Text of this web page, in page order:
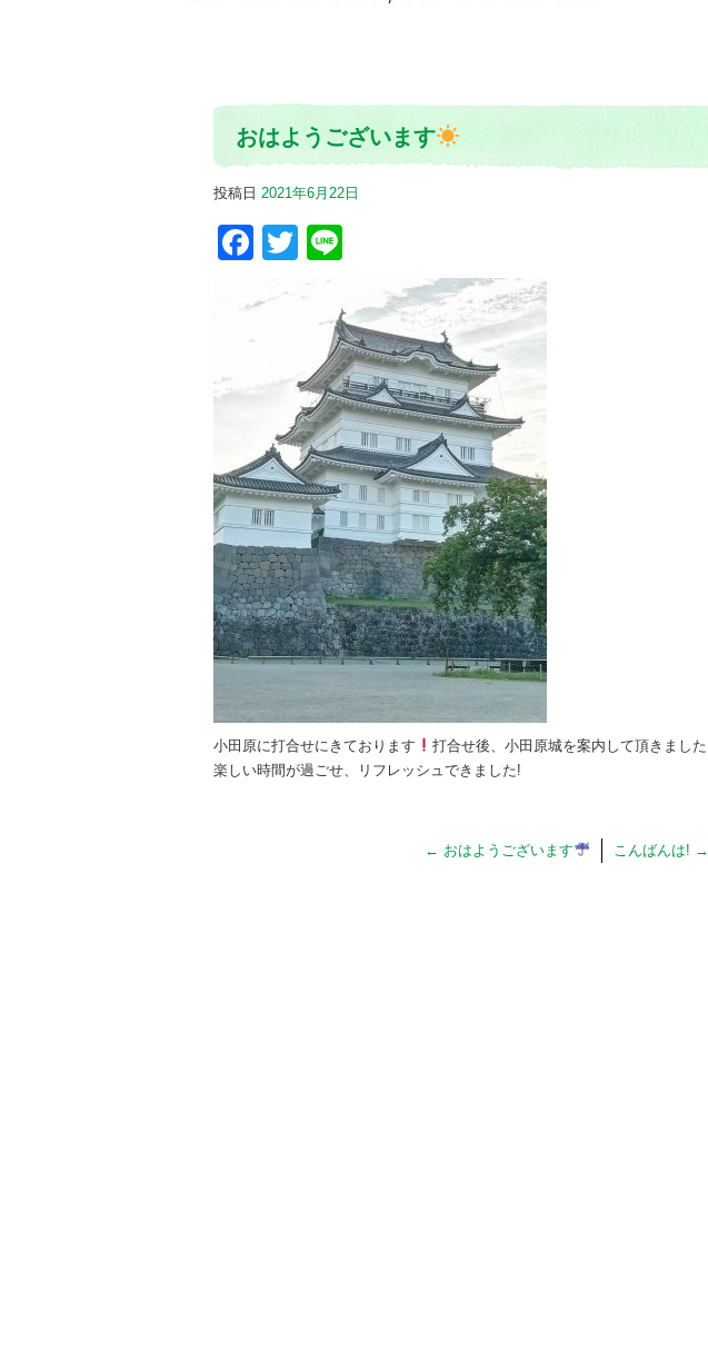
おはようございます
投稿日 2021年6月22日
Facebook
Twitter
小田原に打合せにきております
打合せ後、小田原城を案内して頂きました
楽しい時間が過ごせ、リフレッシュできました!
← おはようございます こんばんは! →